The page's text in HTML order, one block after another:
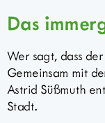
Das
Wer sagt, dass
Gemeinsam mit
Astrid Süßmuth
Stadt.